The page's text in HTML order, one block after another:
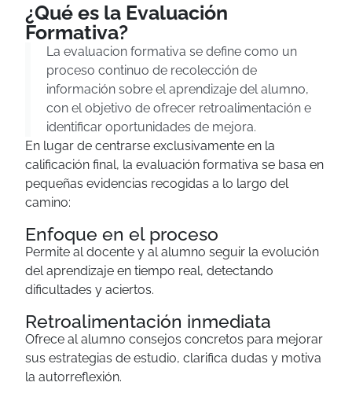
¿Qué es la Evaluación
Formativa?
La evaluacion formativa se define como un
proceso continuo de recolección de
información sobre el aprendizaje del alumno,
con el objetivo de ofrecer retroalimentación e
identificar oportunidades de mejora.
En lugar de centrarse exclusivamente en la
calificación final, la evaluación formativa se basa en
pequeñas evidencias recogidas a lo largo del
camino:
Enfoque en el proceso
Permite al docente y al alumno seguir la evolución
del aprendizaje en tiempo real, detectando
dificultades y aciertos.
Retroalimentación inmediata
Ofrece al alumno consejos concretos para mejorar
sus estrategias de estudio, clarifica dudas y motiva
la autorreflexión.